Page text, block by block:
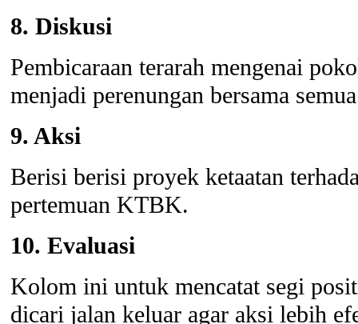
8. Diskusi
Pembicaraan terarah mengenai
menjadi perenungan bersama
9. Aksi
Berisi berisi proyek ketaatan
pertemuan KTBK.
10. Evaluasi
Kolom ini untuk mencatat segi
dicari jalan keluar agar aksi lebih